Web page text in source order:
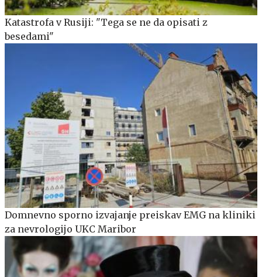
Katastrofa v Rusiji: "Tega se ne da opisati z
besedami"
Domnevno sporno izvajanje preiskav EMG na kliniki
za nevrologijo UKC Maribor